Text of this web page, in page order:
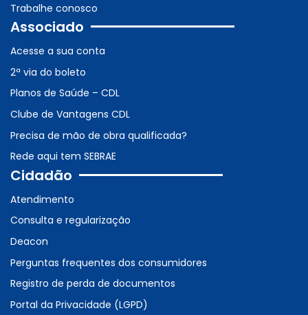
Trabalhe conosco
Associado
Acesse a sua conta
2ª via do boleto
Planos de Saúde – CDL
Clube de Vantagens CDL
Precisa de mão de obra qualificada?
Rede aqui tem SEBRAE
Cidadão
Atendimento
Consulta e regularização
Deacon
Perguntas frequentes dos consumidores
Registro de perda de documentos
Portal da Privacidade (LGPD)